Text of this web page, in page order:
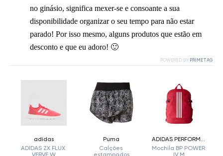
no ginásio, significa mexer-se e consoante a sua
disponibilidade organizar o seu tempo para não estar
parado! Por isso mesmo, alguns produtos que estão em
desconto e que eu adoro! 🙂